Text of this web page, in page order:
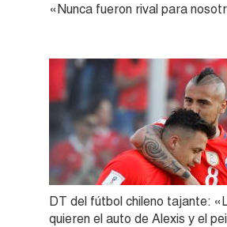
«Nunca fueron rival para
DT del fútbol chileno tajante:
quieren el auto de Alexis y el